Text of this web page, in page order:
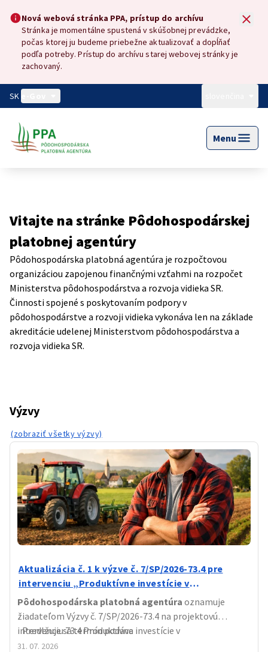
Preskočiť na hlavný obsah
Nová webová stránka PPA, prístup do archívu
Nová webová stránka PPA, prístup do archívu
Stránka je momentálne spustená v skúšobnej prevádzke,
počas ktorej ju budeme priebežne aktualizovať a dopĺňať
podľa potreby. Prístup do archívu starej webovej stránky je
zachovaný.
SK
Menu
Vitajte na stránke Pôdohospodárskej
platobnej agentúry
Pôdohospodárska platobná agentúra je rozpočtovou
organizáciou zapojenou finančnými vzťahmi na rozpočet
Ministerstva pôdohospodárstva a rozvoja vidieka SR.
Činnosti spojené s poskytovaním podpory v
pôdohospodárstve a rozvoji vidieka vykonáva len na základe
akreditácie udelenej Ministerstvom pôdohospodárstva a
rozvoja vidieka SR.
Výzvy
(zobraziť všetky výzvy)
Aktualizácia č. 1 k výzve č. 7/SP/2026-73.4 pre
intervenciu „Produktívne investície v
poľnohospodárskych podnikoch
Pôdohospodárska platobná agentúra oznamuje
žiadateľom Výzvy č. 7/SP/2026-73.4 na projektovú
intervenciu 73.4 Produktívne investície v
poľnohospodárskych podnikoch, že zverejnila
Predlžuje sa termín podáva
31. 07. 2026